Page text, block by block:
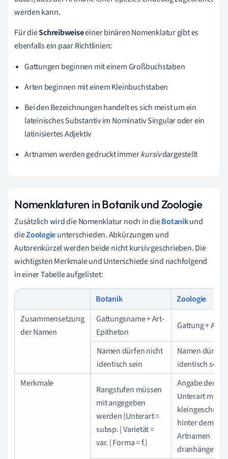
werden kann.
Für dieSchreibweiseeiner binären Nomenklatur gibt es
ebenfalls ein paar Richtlinien:
Gattungen beginnen mit einem Großbuchstaben
Arten beginnen mit einem Kleinbuchstaben
Bei den Bezeichnungen handelt es sich meist um ein
lateinisches Substantiv im Nominativ Singular oder ein
latinisiertes Adjektiv
Artnamen werden gedruckt immerkursivdargestellt
Nomenklaturen in Botanik und Zoologie
Zusätzlich wird die Nomenklatur noch in dieBotanikund
dieZoologieunterschieden. Abkürzungen und
Autorenkürzel werden beide nicht kursiv geschrieben. Die
wichtigsten Merkmale und Unterschiede sind nachfolgend
in einer Tabelle aufgelistet:
Botanik
Zoologie
Zusammensetzung
der Namen
Gattungsname + Art-
Epitheton
Gattung + Art
Namen dürfen nicht
identisch sein
Namen dürfen
identisch sein
Merkmale
Rangstufen müssen
mit angegeben
werden (Unterart =
subsp. | Varietät =
var. | Forma = f.)
Angabe der
Unterart
hinter dem
Artnamen
dranhängen